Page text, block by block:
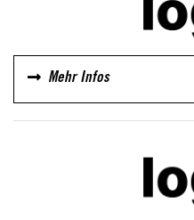
Mehr Infos